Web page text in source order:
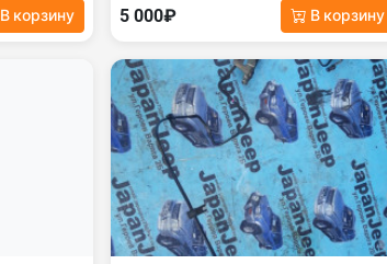
В корзину 5 000₽ В корзину